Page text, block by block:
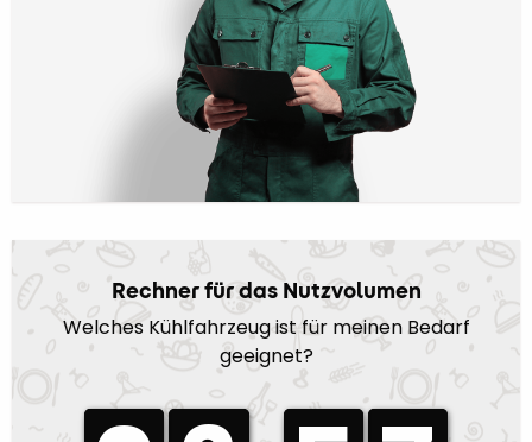
Rechner für das Nutzvolumen
Welches Kühlfahrzeug ist für meinen Bedarf
geeignet?